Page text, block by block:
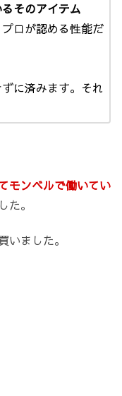
そのアイテム
プロが認める性能だ
に済みます。それ
モンベルで働いてい
た。
いました。